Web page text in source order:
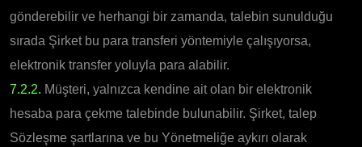
gönderebilir ve herhangi bir zamanda, talebin sunulduğu
sırada Şirket bu para transferi yöntemiyle çalışıyorsa,
elektronik transfer yoluyla para alabilir.
7.2.2. Müşteri, yalnızca kendine ait olan bir elektronik
hesaba para çekme talebinde bulunabilir. Şirket, talep
Sözleşme şartlarına ve bu Yönetmeliğe aykırı olarak